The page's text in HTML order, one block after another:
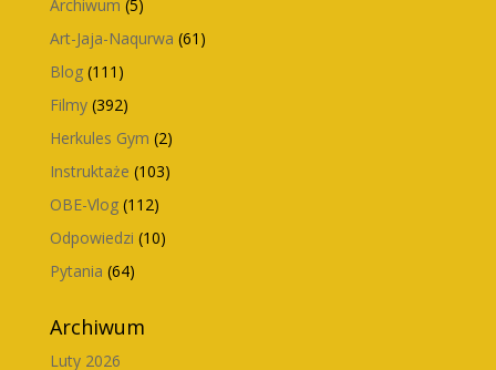
Archiwum (5)
Art-Jaja-Naqurwa (61)
Blog(111)
Filmy(392)
Herkules Gym (2)
Instruktaże (103)
OBE-Vlog(112)
Odpowiedzi (10)
Pytania (64)
Archiwum
Luty 2026